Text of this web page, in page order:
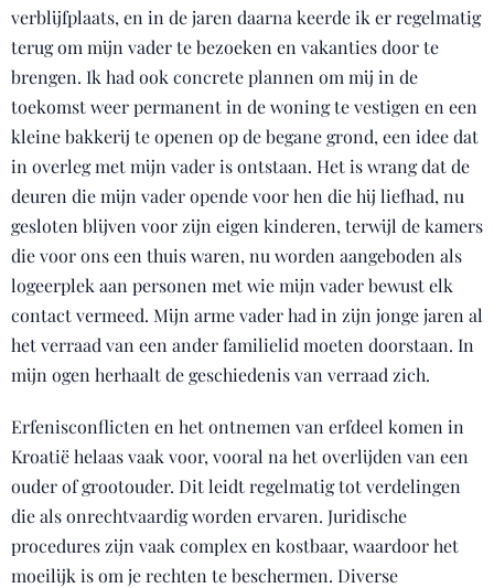
verblijfplaats, en in de jaren daarna keerde ik er regelmatig
terug om mijn vader te bezoeken en vakanties door te
brengen. Ik had ook concrete plannen om mij in de
toekomst weer permanent in de woning te vestigen en een
kleine bakkerij te openen op de begane grond, een idee dat
in overleg met mijn vader is ontstaan. Het is wrang dat de
deuren die mijn vader opende voor hen die hij liefhad, nu
gesloten blijven voor zijn eigen kinderen, terwijl de kamers
die voor ons een thuis waren, nu worden aangeboden als
logeerplek aan personen met wie mijn vader bewust elk
contact vermeed. Mijn arme vader had in zijn jonge jaren al
het verraad van een ander familielid moeten doorstaan. In
mijn ogen herhaalt de geschiedenis van verraad zich.
Erfenisconflicten en het ontnemen van erfdeel komen in
Kroatië helaas vaak voor, vooral na het overlijden van een
ouder of grootouder. Dit leidt regelmatig tot verdelingen
die als onrechtvaardig worden ervaren. Juridische
procedures zijn vaak complex en kostbaar, waardoor het
moeilijk is om je rechten te beschermen. Diverse